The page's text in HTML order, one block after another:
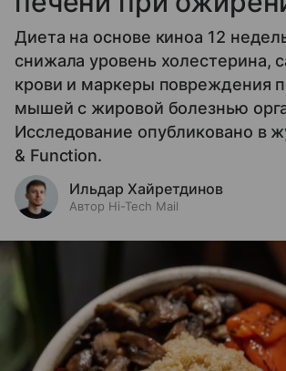
Диета на основе киноа 12
снижала уровень холестерина,
крови и маркеры повреждения
мышей с жировой болезнью
Исследование опубликовано в
& Function.
Ильдар Хайретдинов
Автор Hi-Tech Mail